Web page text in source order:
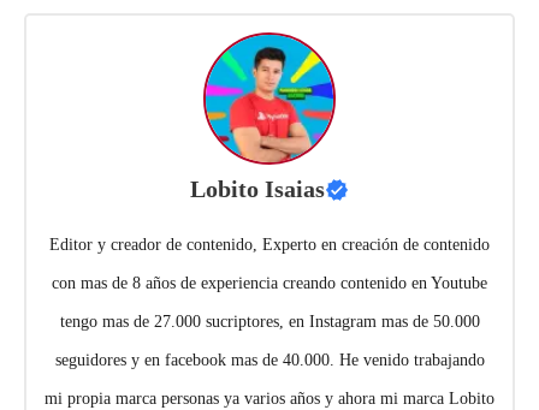
Lobito Isaias
Editor y creador de contenido, Experto en creación de contenido
con mas de 8 años de experiencia creando contenido en Youtube
tengo mas de 27.000 sucriptores, en Instagram mas de 50.000
seguidores y en facebook mas de 40.000. He venido trabajando
mi propia marca personas ya varios años y ahora mi marca Lobito